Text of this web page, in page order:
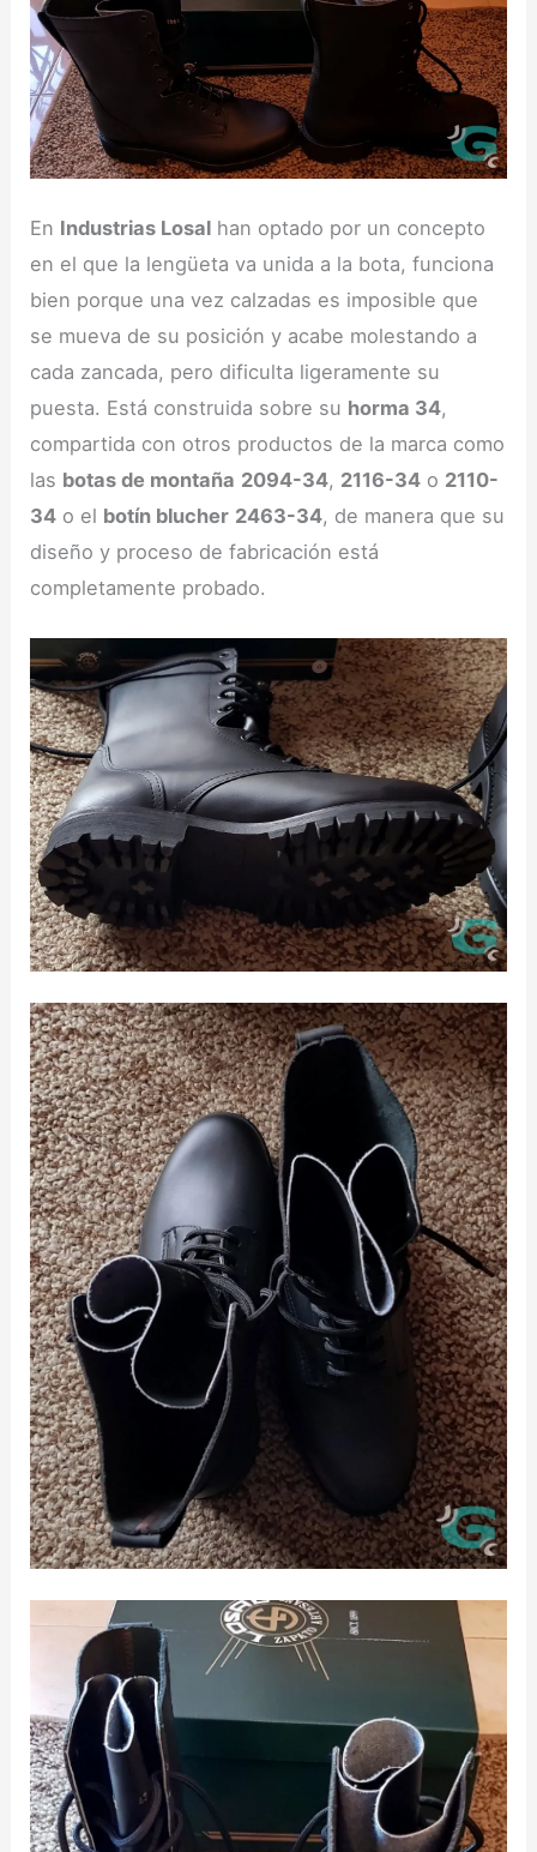
En Industrias Losal han optado por un concepto
en el que la lengüeta va unida a la bota, funciona
bien porque una vez calzadas es imposible que
se mueva de su posición y acabe molestando a
cada zancada, pero dificulta ligeramente su
puesta. Está construida sobre su horma 34,
compartida con otros productos de la marca como
las botas de montaña 2094-34, 2116-34 o 2110-
34 o el botín blucher 2463-34, de manera que su
diseño y proceso de fabricación está
completamente probado.